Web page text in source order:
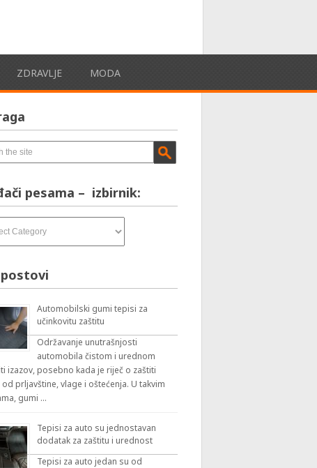
ZDRAVLJE MODA
pesama – izbirnik:
Automobilski gumi tepisi za
učinkovitu zaštitu
Održavanje unutrašnjosti
automobila čistom i urednom
izazov, posebno kada je riječ o zaštiti
prljavštine, vlage i oštećenja. U takvim
gumi …
Tepisi za auto su jednostavan
dodatak za zaštitu i urednost
Tepisi za auto jedan su od